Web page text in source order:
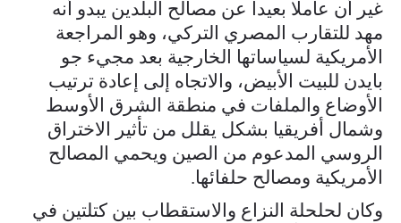
غير أن عاملا بعيدا عن مصالح البلدين يبدو أنه
مهد للتقارب المصري التركي، وهو المراجعة
الأمريكية لسياساتها الخارجية بعد مجيء جو
بايدن للبيت الأبيض، والاتجاه إلى إعادة ترتيب
الأوضاع والملفات في منطقة الشرق الأوسط
وشمال أفريقيا بشكل يقلل من تأثير الاختراق
الروسي المدعوم من الصين ويحمي المصالح
الأمريكية ومصالح حلفائها.
وكان لحلحلة النزاع والاستقطاب بين كتلتين في